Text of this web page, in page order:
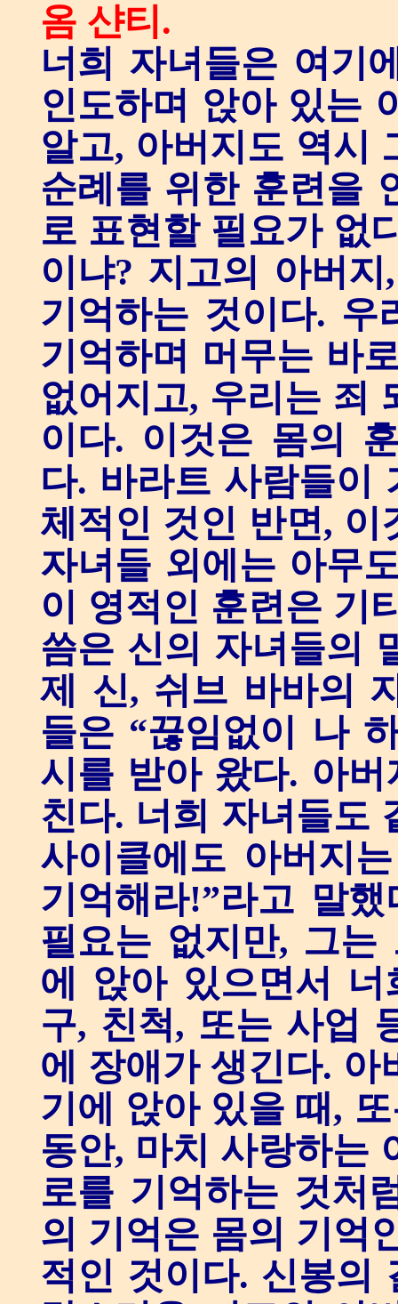
옴 샨티.
너희 자녀들은 여기
인도하며 앉아 있는
알고, 아버지도 역시
순례를 위한 훈련을
로 표현할 필요가 없
이냐? 지고의 아버
기억하는 것이다. 우
기억하며 머무는 바
없어지고, 우리는 죄
이다. 이것은 몸의
다. 바라트 사람들이
체적인 것인 반면, 이
자녀들 외에는 아무
이 영적인 훈련은 기
씀은 신의 자녀들의
제 신, 쉬브 바바의
들은 “끊임없이 나
시를 받아 왔다. 아
친다. 너희 자녀들도
사이클에도 아버지
기억해라!”라고 말
필요는 없지만, 그
에 앉아 있으면서
구, 친척, 또는 사업
에 장애가 생긴다. 아
기에 앉아 있을 때,
동안, 마치 사랑하는
로를 기억하는 것처
의 기억은 몸의 기억
적인 것이다. 신봉의